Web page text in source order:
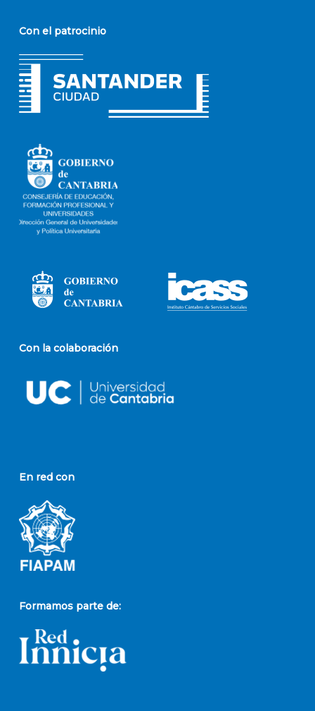
Con el patrocinio
Con la colaboración
En red con
Formamos parte de: